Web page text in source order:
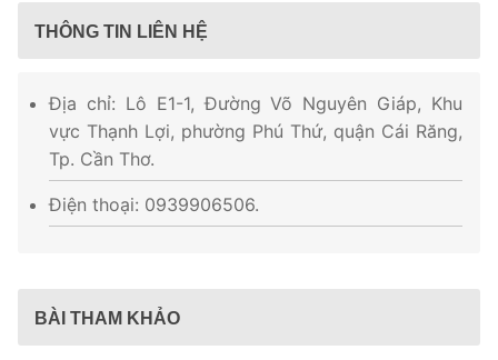
THÔNG TIN LIÊN HỆ
Địa chỉ: Lô E1-1, Đường Võ Nguyên Giáp, Khu
vực Thạnh Lợi, phường Phú Thứ, quận Cái Răng,
Tp. Cần Thơ.
Điện thoại: 0939906506.
BÀI THAM KHẢO